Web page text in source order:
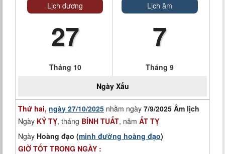
Lịch dương
27
Tháng 10
Lịch âm
7
Tháng 9
Ngày Xấu
Thứ hai, ngày 27/10/2025 nhằm ngày 7/9/2025 Âm lịch
Ngày KỶ TỴ, tháng BÍNH TUẤT, năm ẤT TỴ
Ngày Hoàng đạo (minh đường hoàng đạo)
GIỜ TỐT TRONG NGÀY :